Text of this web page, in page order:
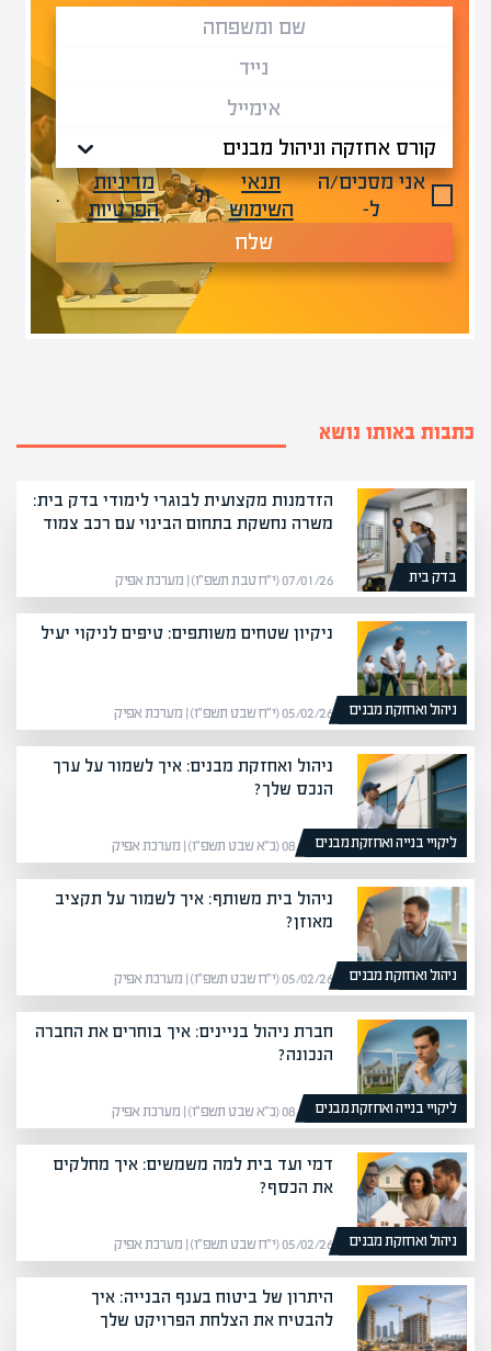
אני מסכים/ה
ל-
תנאי
השימוש
ול-
מדיניות
הפרטיות
.
שלח
כתבות באותו נושא
בדק בית
הזדמנות מקצועית לבוגרי לימודי בדק בית:
משרה נחשקת בתחום הבינוי עם רכב צמוד
07/01/26 (י״ח טבת תשפ״ו) | מערכת אפיק
ניהול ואחזקת מבנים
ניקיון שטחים משותפים: טיפים לניקוי יעיל
05/02/26 (י״ח שבט תשפ״ו) | מערכת אפיק
ליקויי בנייה ואחזקת מבנים
ניהול ואחזקת מבנים: איך לשמור על ערך
הנכס שלך?
08/02/26 (כ״א שבט תשפ״ו) | מערכת אפיק
ניהול ואחזקת מבנים
ניהול בית משותף: איך לשמור על תקציב
מאוזן?
05/02/26 (י״ח שבט תשפ״ו) | מערכת אפיק
ליקויי בנייה ואחזקת מבנים
חברת ניהול בניינים: איך בוחרים את החברה
הנכונה?
08/02/26 (כ״א שבט תשפ״ו) | מערכת אפיק
ניהול ואחזקת מבנים
דמי ועד בית למה משמשים: איך מחלקים
את הכסף?
05/02/26 (י״ח שבט תשפ״ו) | מערכת אפיק
היתרון של ביטוח בענף הבנייה: איך
להבטיח את הצלחת הפרויקט שלך